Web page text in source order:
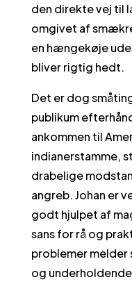
den direkte vej til
omgivet af
en hængekøje
bliver rigtig hedt.
Det er dog
publikum
ankommen til
indianerstamme,
drabelige
angreb. Johan er
godt hjulpet af
sans for rå og
problemer melder
og